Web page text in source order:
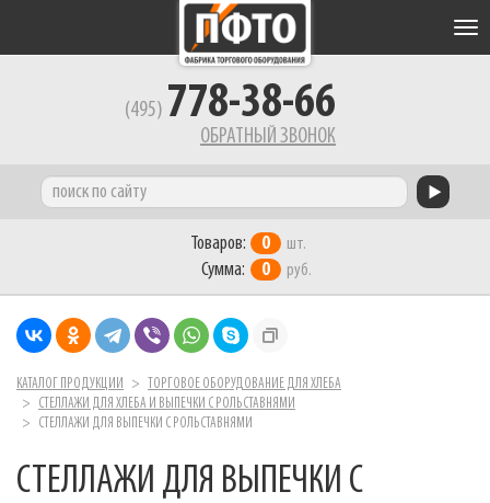
(495) 778-38-66
ОБРАТНЫЙ ЗВОНОК
Товаров: 0 шт.
Сумма: 0 руб.
КАТАЛОГ ПРОДУКЦИИ
ТОРГОВОЕ ОБОРУДОВАНИЕ ДЛЯ ХЛЕБА
СТЕЛЛАЖИ ДЛЯ ХЛЕБА И ВЫПЕЧКИ С РОЛЬСТАВНЯМИ
СТЕЛЛАЖИ ДЛЯ ВЫПЕЧКИ С РОЛЬСТАВНЯМИ
СТЕЛЛАЖИ ДЛЯ ВЫПЕЧКИ С